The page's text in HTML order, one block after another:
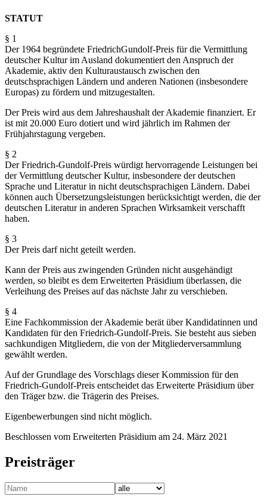
STATUT
§ 1
Der 1964 begründete Friedrich­Gundolf-Preis für die Vermittlung
deutscher Kultur im Ausland dokumentiert den Anspruch der
Akademie, aktiv den Kulturaustausch zwischen den
deutschsprachigen Ländern und anderen Nationen (insbesondere
Europas) zu fördern und mitzugestalten.
Der Preis wird aus dem Jahreshaushalt der Akademie finanziert. Er
ist mit 20.000 Euro dotiert und wird jährlich im Rahmen der
Frühjahrstagung vergeben.
§ 2
Der Friedrich-Gundolf-Preis würdigt hervorragende Leistungen bei
der Vermittlung deutscher Kultur, insbesondere der deutschen
Sprache und Literatur in nicht deutschsprachigen Ländern. Dabei
können auch Übersetzungsleistungen berücksichtigt werden, die der
deutschen Literatur in anderen Sprachen Wirksamkeit verschafft
haben.
§ 3
Der Preis darf nicht geteilt werden.
Kann der Preis aus zwingenden Gründen nicht ausgehändigt
werden, so bleibt es dem Erweiterten Präsidium überlassen, die
Verleihung des Preises auf das nächste Jahr zu verschieben.
§ 4
Eine Fachkommission der Akademie berät über Kandidatinnen und
Kandidaten für den Friedrich-Gundolf-Preis. Sie besteht aus sieben
sachkundigen Mitgliedern, die von der Mitgliederversammlung
gewählt werden.
Auf der Grundlage des Vorschlags dieser Kommission für den
Friedrich-Gundolf-Preis entscheidet das Erweiterte Präsidium über
den Träger bzw. die Trägerin des Preises.
Eigenbewerbungen sind nicht möglich.
Beschlossen vom Erweiterten Präsidium am 24. März 2021
Preisträger